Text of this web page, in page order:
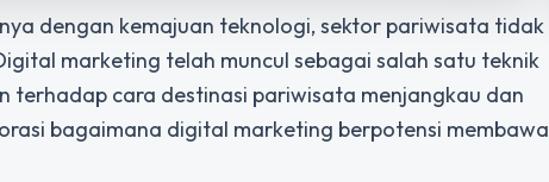
dengan kemajuan teknologi, sektor pariwisata tidak
marketing telah muncul sebagai salah satu teknik
terhadap cara destinasi pariwisata menjangkau dan
bagaimana digital marketing berpotensi membawa